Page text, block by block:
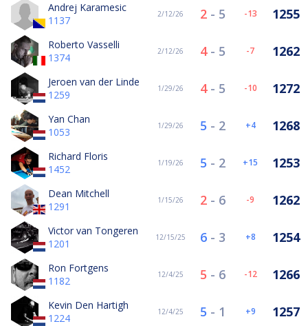
Andrej Karamesic
1137
2/12/26 2 - 5 -13 1255
Roberto Vasselli
1374
2/12/26 4- 5 -7 1262
Jeroen van der Linde
1259
1/29/26 4- 5 -10 1272
Yan Chan
1053
1/29/26 5 - 2 4 1268
Richard Floris
1452
1/19/26 5 - 2 15 1253
Dean Mitchell
1291
1/15/26 2 - 6 -9 1262
Victor van Tongeren
1201
12/15/25 6 - 3 8 1254
Ron Fortgens
1182
12/4/25 5 - 6 -12 1266
Kevin Den Hartigh
1224
12/4/25 5 - 1 9 1257